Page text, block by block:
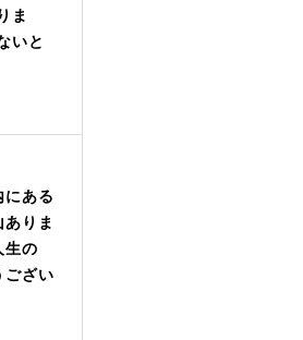
ま
いと
にある
りま
生の
ござい